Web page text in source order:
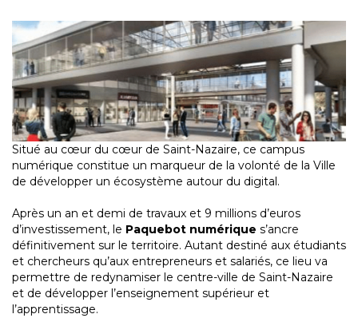
Situé au cœur du cœur de Saint-Nazaire, ce campus
numérique constitue un marqueur de la volonté de la Ville
de développer un écosystème autour du digital.
Après un an et demi de travaux et 9 millions d’euros
d’investissement, le Paquebot numérique s’ancre
définitivement sur le territoire. Autant destiné aux étudiants
et chercheurs qu’aux entrepreneurs et salariés, ce lieu va
permettre de redynamiser le centre-ville de Saint-Nazaire
et de développer l’enseignement supérieur et
l’apprentissage.